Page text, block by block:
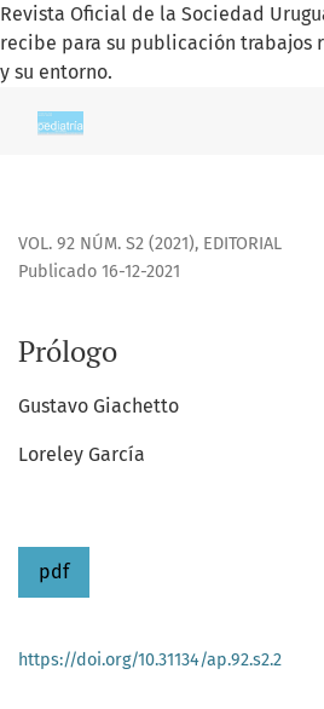
Revista Oficial de la Sociedad
recibe para su publicación trabajos
y su entorno.
VOL. 92 NÚM. S2 (2021), EDITORIAL
Prólogo
Publicado 16-12-2021
Gustavo Giachetto
Loreley García
pdf
https://doi.org/10.31134/ap.92.s2.2